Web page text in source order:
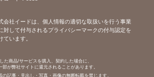
会社イードは、個人情報の適切な取扱いを行う事業
対して付与されるプライバシーマークの付与認定を
ています。
た商品/サービスを購入、契約した場合に、
部が弊社サイトに還元されることがあります。
の記事・見出し・写真・画像の無断転載を禁じます。